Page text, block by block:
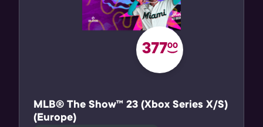
37700
MLB® The Show™ 23 (Xbox Series X/S)
(Europe)